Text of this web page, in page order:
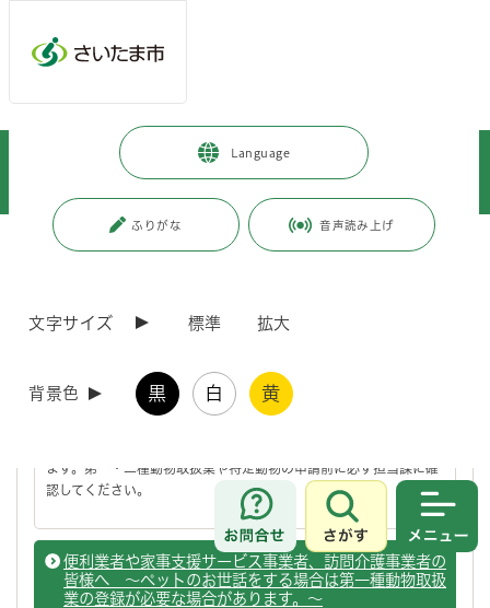
Language
ふりがな 音声読み上げ
文字サイズ 標準 拡大
背景色 黒 白 黄
お問合せ
さがす
施設を探す・予約する > 動物・植物関連施設
動物愛護ふれあいセンター
>
ページ番号：J005092
用途地域による畜舎や店舗などの制限にご注意ください
ます。第一・二種動物取扱業や特定動物の申請前に必ず担当課に確
認してください。
便利業者や家事支援サービス事業者、訪問介護事業者の
皆様へ ～ペットのお世話をする場合は第一種動物取扱
業の登録が必要な場合があります。～